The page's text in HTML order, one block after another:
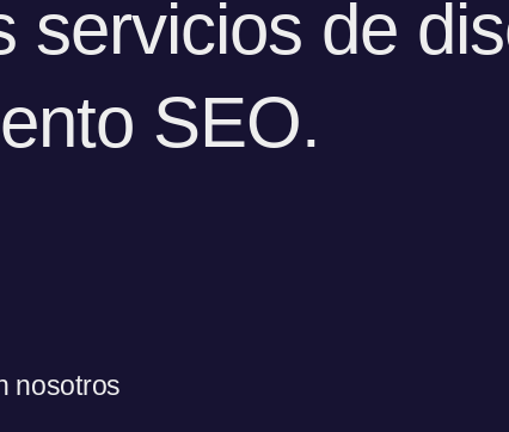
servicios de
SEO.
nosotros